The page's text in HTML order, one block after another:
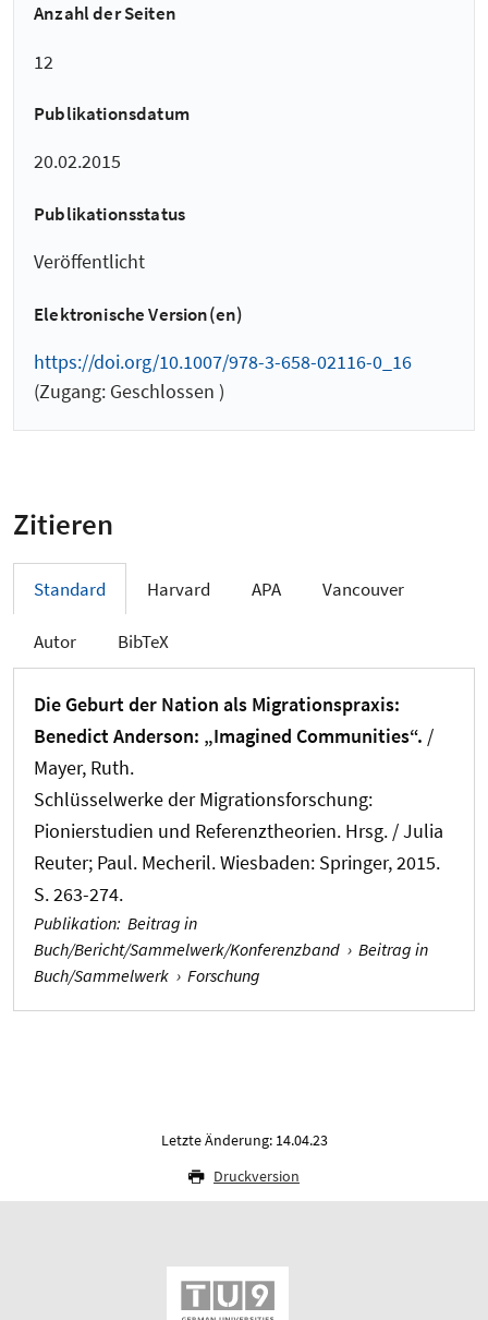
Anzahl der Seiten
12
Publikationsdatum
20.02.2015
Publikationsstatus
Veröffentlicht
Elektronische Version(en)
https://doi.org/10.1007/978-3-658-02116-0_16
(Zugang: Geschlossen )
Zitieren
Standard Harvard APA Vancouver
Autor BibTeX
Die Geburt der Nation als Migrationspraxis:
Benedict Anderson: „Imagined Communities“. /
Mayer, Ruth.
Schlüsselwerke der Migrationsforschung:
Pionierstudien und Referenztheorien. Hrsg. / Julia
Reuter; Paul. Mecheril. Wiesbaden: Springer, 2015.
S. 263-274.
Publikation: Beitrag in
Buch/Bericht/Sammelwerk/Konferenzband › Beitrag in
Buch/Sammelwerk › Forschung
Letzte Änderung: 14.04.23
Druckversion